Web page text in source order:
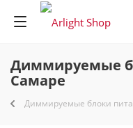
Диммируемые
Самаре
Диммируемые блоки